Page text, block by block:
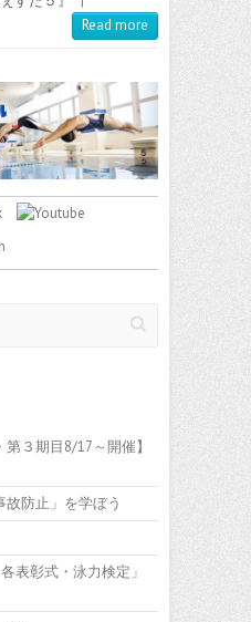
Read more
第３期目8/17～開催】
防止」を学ぼう
表彰式・泳力検定」